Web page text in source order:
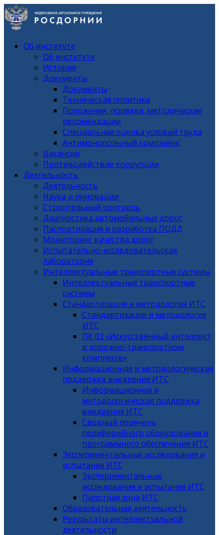
Об институте
Об институте
История
Документы
Документы
Техническая политика
Положения, порядки, методические
рекомендации
Специальная оценка условий труда
Антимонопольный комплаенс
Вакансии
Противодействие коррупции
Деятельность
Деятельность
Наука и инновации
Строительный контроль
Диагностика автомобильных дорог
Паспортизация и разработка ПОДД
Мониторинг качества дорог
Испытательно-исследовательская
лаборатория
Интеллектуальные транспортные системы
Интеллектуальные транспортные
системы
Стандартизация и методология ИТС
Стандартизация и методология
ИТС
ПК 03 «Искусственный интеллект
в дорожно-транспортном
комплексе»
Информационная и методологическая
поддержка внедрения ИТС
Информационная и
методологическая поддержка
внедрения ИТС
Сводный перечень
периферийного оборудования и
программного обеспечения ИТС
Экспериментальные исследования и
испытания ИТС
Экспериментальные
исследования и испытания ИТС
Пилотная зона ИТС
Образовательная деятельность
Результаты интеллектуальной
деятельности